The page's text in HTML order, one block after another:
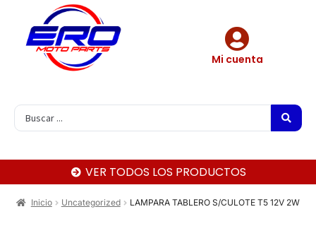
Mi cuenta
VER TODOS LOS PRODUCTOS
Inicio Uncategorized LAMPARA TABLERO S/CULOTE T5 12V 2W